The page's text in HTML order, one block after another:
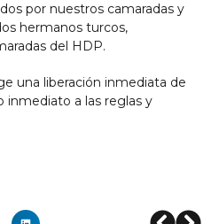
por nuestros camaradas y
hermanos turcos,
del HDP.
una liberación inmediata de
inmediato a las reglas y